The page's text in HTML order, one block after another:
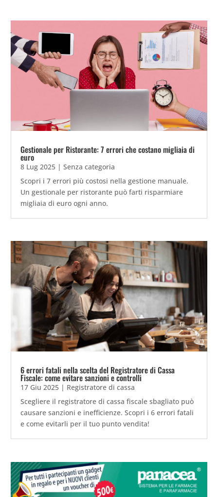
Gestionale per Ristorante: 7 errori che costano migliaia di
euro
8 Lug 2025 |Senza categoria
Scopri i 7 errori più costosi nella gestione manuale.
Un gestionale per ristorante può farti risparmiare
migliaia di euro ogni anno.
6 errori fatali nella scelta del Registratore di Cassa
Fiscale: come evitare sanzioni e controlli
17 Giu 2025 | Registratore di cassa
Scegliere il registratore di cassa fiscale sbagliato può
causare sanzioni e inefficienze. Scopri i 6 errori fatali
e come evitarli per il tuo punto vendita!